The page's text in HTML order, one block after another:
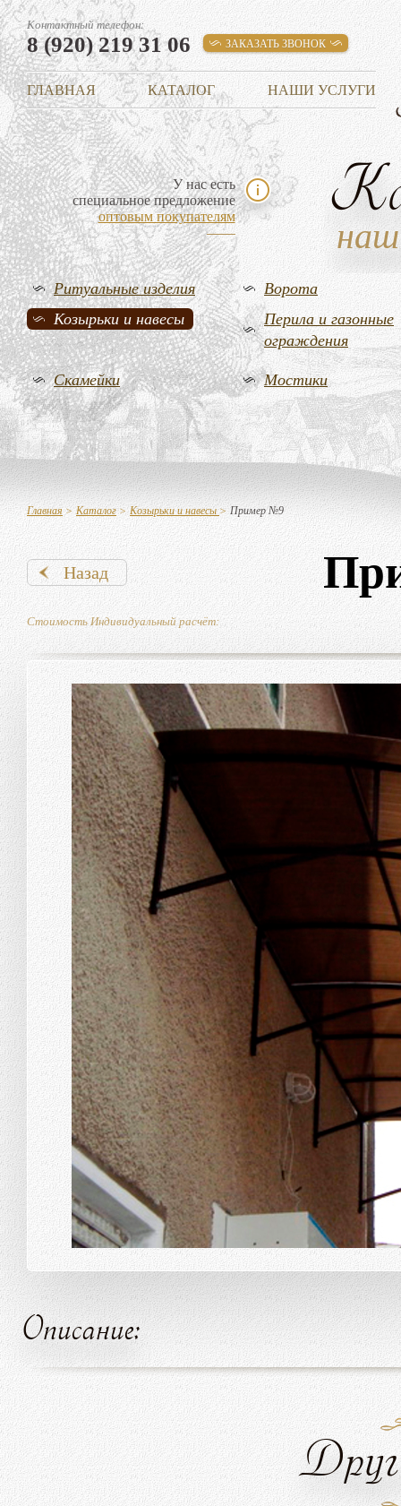
Контактный телефон:
8 (920) 219 31 06 ЗАКАЗАТЬ ЗВОНОК
ГЛАВНАЯ КАТАЛОГ НАШИ УСЛУГИ
У нас есть
специальное предложение
оптовым покупателям
Ритуальные изделия
Ворота
Козырьки и навесы
Перила и газонные
ограждения
Скамейки Мостики
Главная > Каталог> Козырьки и навесы> Пример №9
Назад
Стоимость Индивидуальный расчёт:
Описание: